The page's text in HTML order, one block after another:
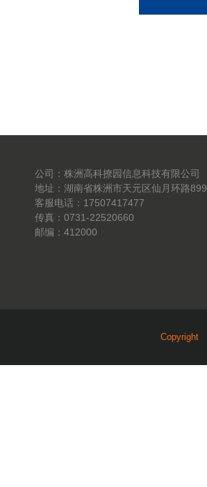
公司：株洲高科撩园信息科技有限公司
地址：湖南省株洲市天元区仙月环路
客服电话：17507417477
传真：0731-22520660
邮编：412000
Copyright